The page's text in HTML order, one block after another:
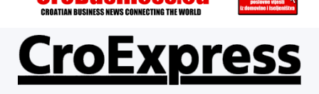
ÜBER UNS